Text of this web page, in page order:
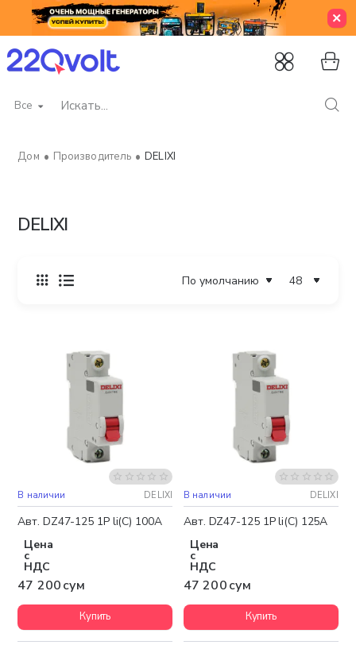
Все
Искать...
DELIXI
Производитель DELIXI
В наличии DELIXI
Авт. DZ47-125 1P li(C) 100A
Цена
с
НДС
47 200 сум
Купить
В наличии DELIXI
Авт. DZ47-125 1P li(C) 125A
Цена
с
НДС
47 200 сум
Купить